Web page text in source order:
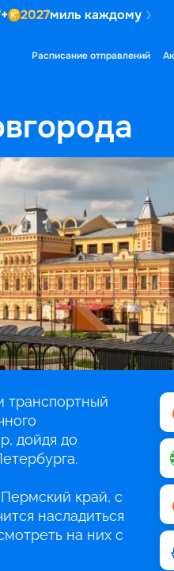
+ 2027миль каждому
Расписание отправлений
транспортный
дойдя до
край, с
насладиться
на них с